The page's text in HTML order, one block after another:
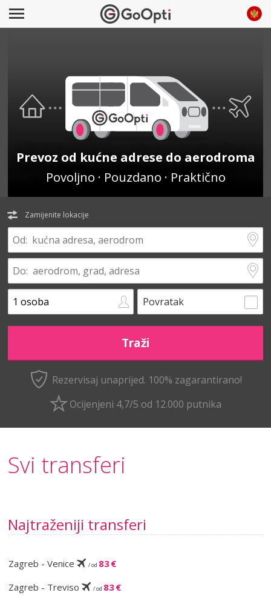
Prevoz od kućne adrese do aerodroma
Povoljno · Pouzdano · Praktično
Zamijenite lokacije
Povratak
Rezervisaj unaprijed. 100% zagarantirano!
Ocijenjeni 4,7/5 od 12.000 putnika
Svi transferi
Najtraženiji transferi
Zagreb - Venice / od 83 €
Zagreb - Treviso
/ od 83 €